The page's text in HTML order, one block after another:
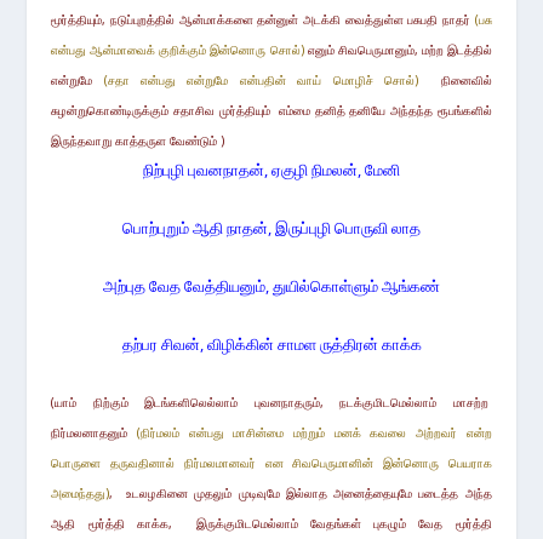
மூர்த்தியும்,நடுப்புறத்தில் ஆன்மாக்களை தன்னுள் அடக்கி வைத்துள்ளபசுபதி நாதர் (பசு
என்பது ஆன்மாவைக் குறிக்கும் இன்னொரு சொல்)எனும் சிவபெருமானும், மற்ற இடத்தில்
என்றுமே (சதா என்பது என்றுமே என்பதின்வாய் மொழிச் சொல்)
நினைவில்
சுழன்றுகொண்டிருக்கும்சதாசிவ முர்த்தியும் எம்மை தனித் தனியே அந்தந்த ரூபங்களில்
இருந்தவாறுகாத்தருள வேண்டும் )
நிற்புழி புவனநாதன், ஏகுழி நிமலன், மேனி
பொற்புறும் ஆதி நாதன், இருப்புழி பொருவி லாத
அற்புத வேத வேத்தியனும், துயில்கொள்ளும் ஆங்கண்
தற்பர சிவன், விழிக்கின் சாமள ருத்திரன் காக்க
(யாம் நிற்கும் இடங்களிலெல்லாம் புவனநாதரும், நடக்குமிடமெல்லாம் மாசற்ற
நிர்மலனாதனும்(நிர்மலம் என்பது மாசின்மை மற்றும் மனக் கவலை அற்றவர் என்ற
பொருளை தருவதினால் நிர்மலமானவர் என சிவபெருமானின் இன்னொரு பெயராக
அமைந்தது), உடலழகினை முதலும் முடிவுமே இல்லாத அனைத்தையுமே படைத்த அந்த
ஆதி மூர்த்தி காக்க, இருக்குமிடமெல்லாம் வேதங்கள் புகழும் வேத மூர்த்தி